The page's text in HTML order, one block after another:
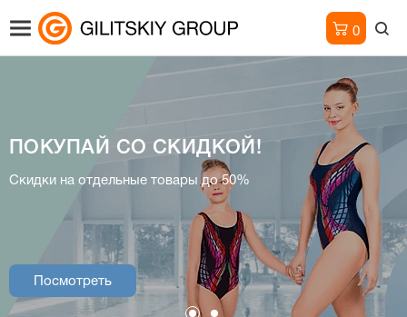
0
ПОКУПАЙ СО СКИДКОЙ!
Скидки на отдельные товары до 50%
Посмотреть
Интернет-магазин
купальники, плавки и аксессуары
Посмотреть